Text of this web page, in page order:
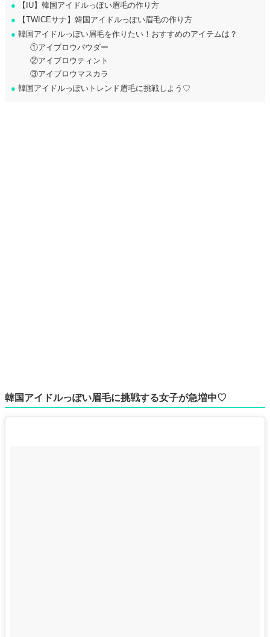
● 【IU】韓国アイドルっぽい眉毛の作り方
● 【TWICEサナ】韓国アイドルっぽい眉毛の作り方
● 韓国アイドルっぽい眉毛を作りたい！おすすめのアイテムは？
①アイブロウパウダー
②アイブロウティント
③アイブロウマスカラ
● 韓国アイドルっぽいトレンド眉毛に挑戦しよう♡
韓国アイドルっぽい眉毛に挑戦する女子が急増中♡